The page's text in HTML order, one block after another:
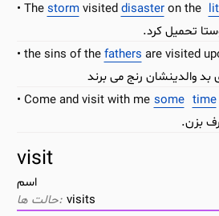
Thestormvisiteddisasteron the
تحمیل کرد.
the sins of thefathers are visited
بد والدینشان رنج می برند
Come and visit with me some time
بزن.
visit
اسم
visits